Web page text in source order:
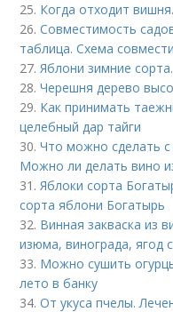
25. Когда отходит
26.Совместимость
таблица. Схема
27.Яблони зимние
28.Черешня дерево
29. Как принимать
целебный дар тайги
30.Что можно сделать
Можно ли делать вино
31.Яблоки сорта
сорта яблони Богатырь
32. Винная закваска из
изюма, винограда, ягод
33. Можно сушить
лето в банку
34.От укуса пчелы.